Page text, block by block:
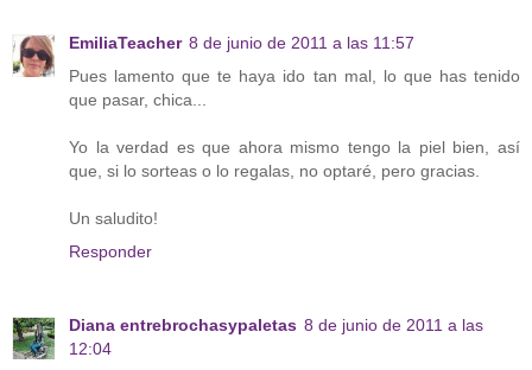
EmiliaTeacher 8 de junio de 2011 a las 11:57
Pues lamento que te haya ido tan mal, lo que has tenido
que pasar, chica...
Yo la verdad es que ahora mismo tengo la piel bien, así
que, si lo sorteas o lo regalas, no optaré, pero gracias.
Un saludito!
Responder
Diana entrebrochasypaletas 8 de junio de 2011 a las
12:04